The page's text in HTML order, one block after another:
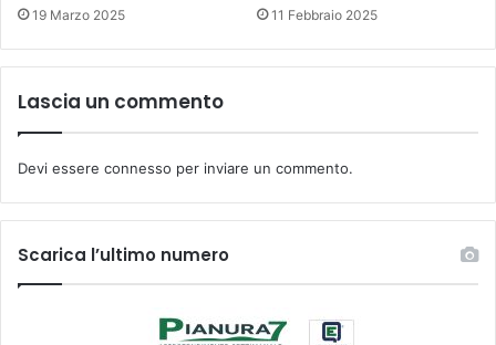
19 Marzo 2025 11 Febbraio 2025
Lascia un commento
Devi essere connesso per inviare un commento.
Scarica l’ultimo numero